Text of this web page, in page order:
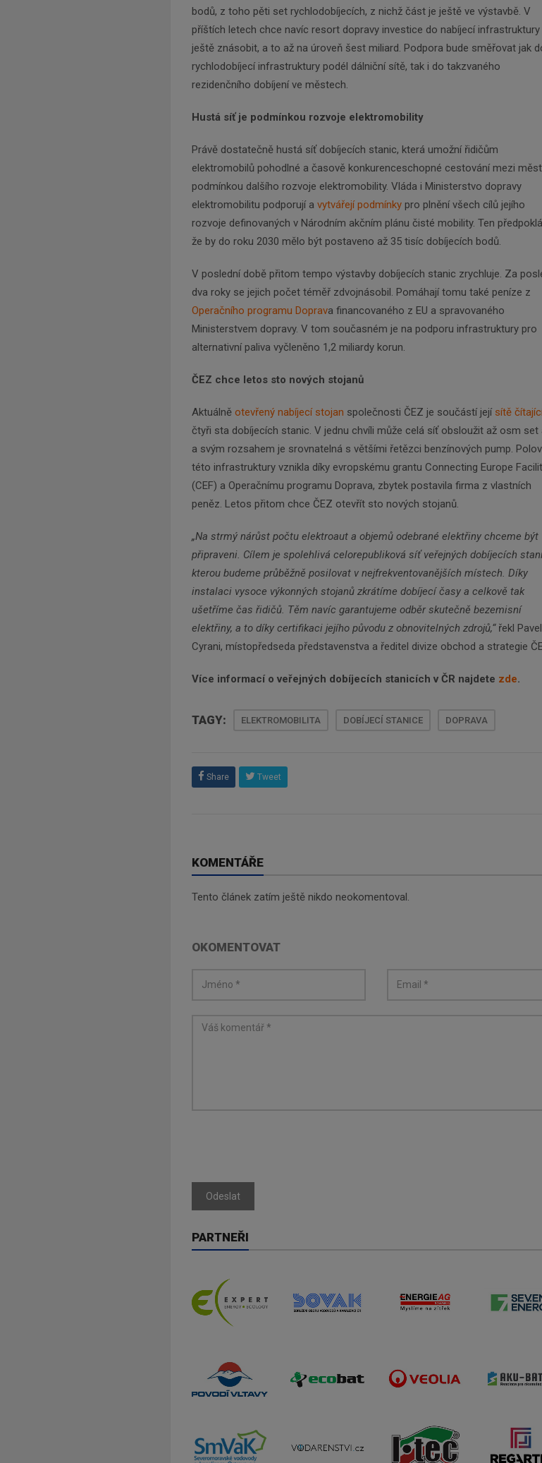
bodů, z toho pěti set rychlodobíjecích, z nichž část je ještě ve výstavbě. V
příštích letech chce navíc resort dopravy investice do nabíjecí infrastruktury
ještě znásobit, a to až na úroveň šest miliard. Podpora bude směřovat jak
rychlodobíjecí infrastruktury podél dálniční sítě, tak i do takzvaného
rezidenčního dobíjení ve městech.
Hustá síť je podmínkou rozvoje elektromobility
Právě dostatečně hustá síť dobíjecích stanic, která umožní řidičům
elektromobilů pohodlné a časově konkurenceschopné cestování mezi
podmínkou dalšího rozvoje elektromobility. Vláda i Ministerstvo dopravy
elektromobilitu podporují a vytvářejí podmínky pro plnění všech cílů jejího
rozvoje definovaných v Národním akčním plánu čisté mobility. Ten
že by do roku 2030 mělo být postaveno až 35 tisíc dobíjecích bodů.
V poslední době přitom tempo výstavby dobíjecích stanic zrychluje. Za
dva roky se jejich počet téměř zdvojnásobil. Pomáhají tomu také peníze z
Operačního programu Doprava financovaného z EU a spravovaného
Ministerstvem dopravy. V tom současném je na podporu infrastruktury pro
alternativní paliva vyčleněno 1,2 miliardy korun.
ČEZ chce letos sto nových stojanů
Aktuálně otevřený nabíjecí stojan společnosti ČEZ je součástí její sítě
čtyři sta dobíjecích stanic. V jednu chvíli může celá síť obsloužit až osm set
a svým rozsahem je srovnatelná s většími řetězci benzínových pump.
této infrastruktury vznikla díky evropskému grantu Connecting Europe
(CEF) a Operačnímu programu Doprava, zbytek postavila firma z vlastních
peněz. Letos přitom chce ČEZ otevřít sto nových stojanů.
„Na strmý nárůst počtu elektroaut a objemů odebrané elektřiny chceme být
připraveni. Cílem je spolehlivá celorepubliková síť veřejných dobíjecích
kterou budeme průběžně posilovat v nejfrekventovanějších místech. Díky
instalaci vysoce výkonných stojanů zkrátíme dobíjecí časy a celkově tak
ušetříme čas řidičů. Těm navíc garantujeme odběr skutečně bezemisní
elektřiny, a to díky certifikaci jejího původu z obnovitelných zdrojů,“řekl Pavel
Cyrani, místopředseda představenstva a ředitel divize obchod a strategie
Více informací o veřejných dobíjecích stanicích v ČR najdete zde.
TAGY: ELEKTROMOBILITA DOBÍJECÍ STANICE DOPRAVA
Share Tweet
KOMENTÁŘE
Tento článek zatím ještě nikdo neokomentoval.
OKOMENTOVAT
Odeslat
PARTNEŘI
Newsletter
Zadejte váš email a my Vám
nejdůležitější informace,